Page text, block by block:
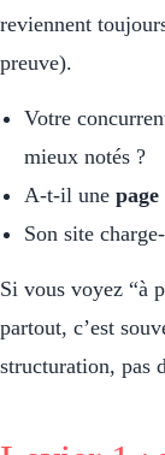
reviennent
preuve).
Votre
mieux notés ?
A-t-il une page
Son site
Si vous voyez “à
partout, c’est
structuration, pas